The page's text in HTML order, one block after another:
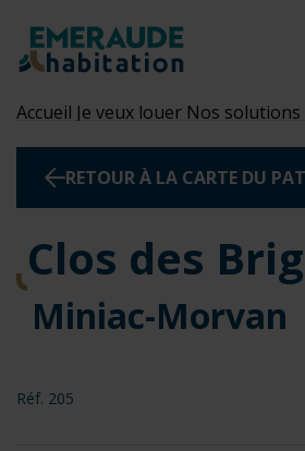
Accueil Je veux louer Nos solutions
RETOUR À LA CARTE DU
Clos des
Miniac-Morvan
Réf. 205